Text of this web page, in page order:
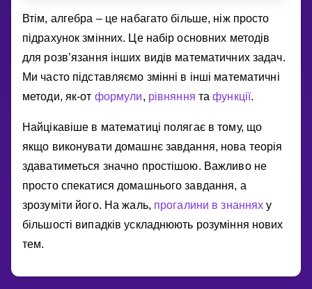
Втiм, алгебра – це набагато бiльше, нiж просто
пiдрахунок змiнних. Це набiр основних методiв
для розв’язання iнших видiв математичних задач.
Ми часто пiдставляємо змiннi в iншi математичнi
методи, як-от формули, рiвняння тафункцiї.
Найцiкавiше в математицi полягає в тому, що
якщо виконувати домашнє завдання, нова теорiя
здаватиметься значно простiшою. Важливо не
просто спекатися домашнього завдання, а
зрозумiти його. На жаль, прогалини в знаннях у
бiльшостi випадкiв ускладнюють розумiння нових
тем.